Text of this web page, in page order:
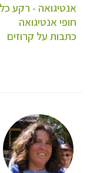
אנטיגואה - רקע
חופי אנטיגואה
כתבות על קרוזים